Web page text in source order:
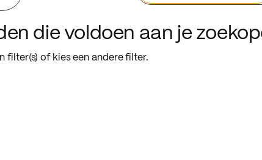
die voldoen aan je
filter(s) of kies een andere filter.